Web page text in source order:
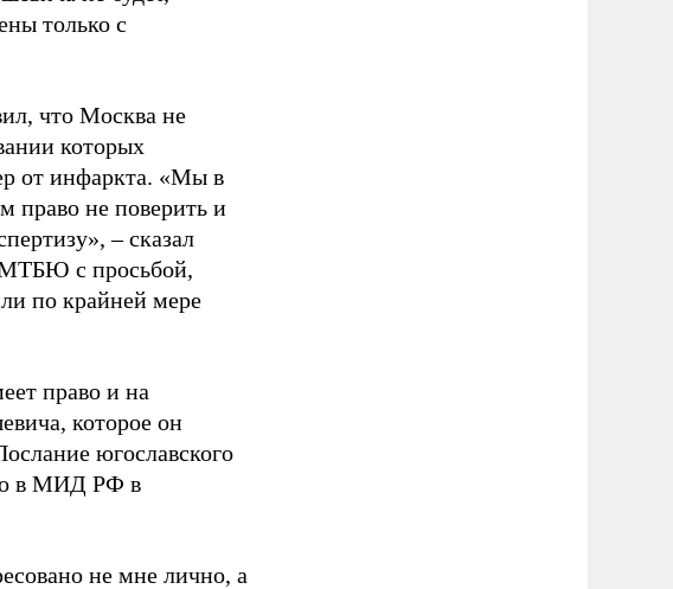
только с
что Москва не
которых
от инфаркта. «Мы в
право не поверить и
– сказал
МТБЮ с просьбой,
по крайней мере
право и на
которое он
югославского
в МИД РФ в
не мне лично, а